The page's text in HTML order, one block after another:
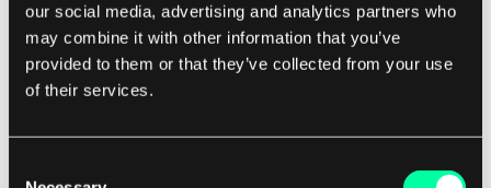
our social media, advertising and analytics partners who
may combine it with other information that you’ve
provided to them or that they’ve collected from your use
of their services.
refererer til ideen om at når en transaksjon er blitt
bekreftet, skal endringene være permanente og
vedvarende. Dette betyr at selv i tilfelle av
en transaksjon gå tapt. Varighet oppnås vanligvis
gjennom teknikker som skrive-foran logging og